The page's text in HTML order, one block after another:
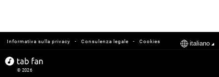
Cookies
-
Consulenza legale
-
Informativa sulla privacy italiano
© 2026